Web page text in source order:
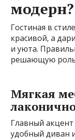
модерн?
Гостиная в
красивой, а
и уюта.
решающую
Мягкая
Главный
удобный диван